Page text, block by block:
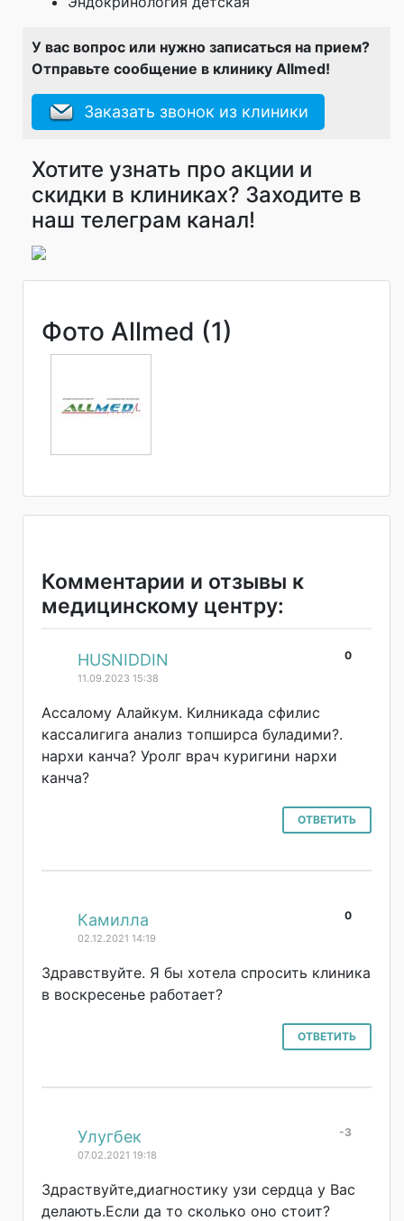
У вас вопрос или нужно записаться на прием?
Отправьте сообщение в клинику Allmed!
Заказать звонок из клиники
Хотите узнать про акции и
скидки в клиниках? Заходите в
наш телеграм канал!
Фото Allmed (1)
Комментарии и отзывы к
медицинскому центру:
0
HUSNIDDIN
11.09.2023 15:38
Ассалому Алайкум. Килникада сфилис
кассалигига анализ топширса буладими?.
нархи канча? Уролг врач куригини нархи
канча?
ОТВЕТИТЬ
0
Камилла
02.12.2021 14:19
Здравствуйте. Я бы хотела спросить клиника
в воскресенье работает?
ОТВЕТИТЬ
-3
Улугбек
07.02.2021 19:18
Здраствуйте,диагностику узи сердца у Вас
делають.Если да то сколько оно стоит?